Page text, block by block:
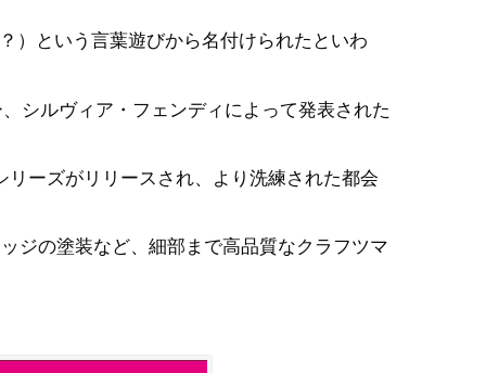
）という言葉遊びから名付けられたといわ
シルヴィア・フェンディによって発表された
リーズがリリースされ、より洗練された都会
ジの塗装など、細部まで高品質なクラフツマ